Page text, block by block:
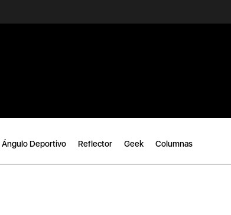
Ángulo Deportivo Reflector Geek Columnas